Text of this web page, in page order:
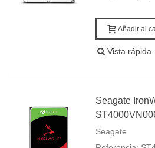
Añadir al
Vista rápida
Seagate
Seagate